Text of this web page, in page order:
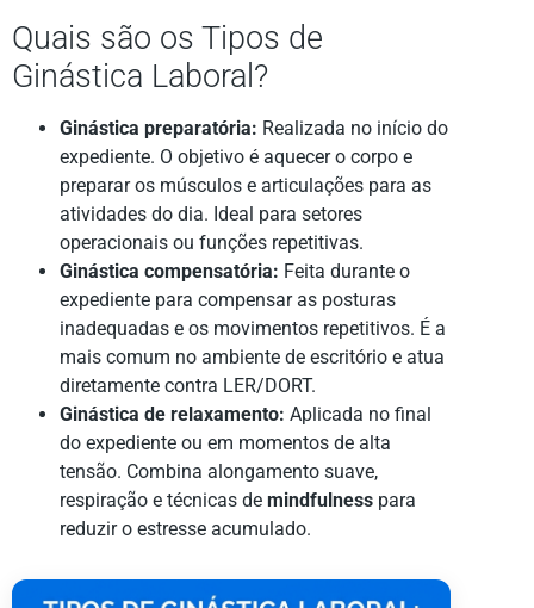
Quais são os Tipos de
Ginástica Laboral?
Ginástica preparatória: Realizada no início do
expediente. O objetivo é aquecer o corpo e
preparar os músculos e articulações para as
atividades do dia. Ideal para setores
operacionais ou funções repetitivas.
Ginástica compensatória: Feita durante o
expediente para compensar as posturas
inadequadas e os movimentos repetitivos. É a
mais comum no ambiente de escritório e atua
diretamente contra LER/DORT.
Ginástica de relaxamento: Aplicada no final
do expediente ou em momentos de alta
tensão. Combina alongamento suave,
respiração e técnicas de mindfulness para
reduzir o estresse acumulado.